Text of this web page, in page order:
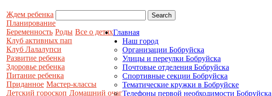
Ждем ребенка
Планирование
Беременность Роды Все о детях
Клуб активных пап
Клуб Лалалупси
Развитие ребенка
Здоровье ребенка
Питание ребенка
Приданное Мастер-классы
Детский гороскоп Домашний очаг
Главная
Наш город
Организации Бобруйска
Улицы и переулки Бобруйска
Почтовые отделения Бобруйска
Спортивные секции Бобруйска
Тематические кружки в Бобруйске
Телефоны первой необходимости Бобруйска